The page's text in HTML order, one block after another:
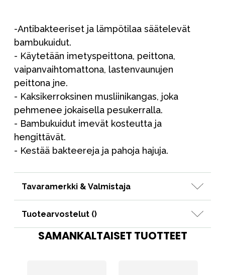
-Antibakteeriset ja lämpötilaa säätelevät
bambukuidut.
- Käytetään imetyspeittona, peittona,
vaipanvaihtomattona, lastenvaunujen
peittona jne.
- Kaksikerroksinen musliinikangas, joka
pehmenee jokaisella pesukerralla.
- Bambukuidut imevät kosteutta ja
hengittävät.
- Kestää bakteereja ja pahoja hajuja.
Tavaramerkki & Valmistaja
Tuotearvostelut ()
SAMANKALTAISET TUOTTEET